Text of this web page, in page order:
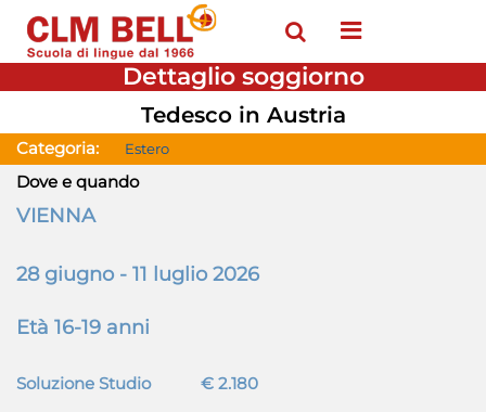
Open menu
Dettaglio soggiorno
Tedesco in Austria
Categoria: Estero
Dove e quando
VIENNA
28 giugno - 11 luglio 2026
Età 16-19 anni
Soluzione Studio € 2.180